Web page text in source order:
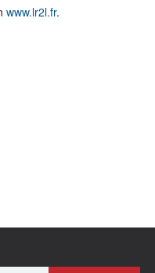
www.lr2l.fr.